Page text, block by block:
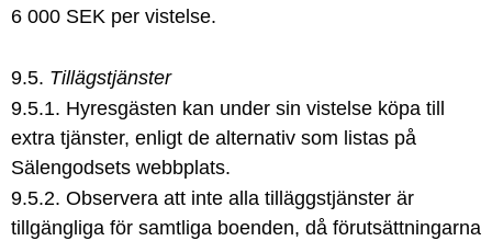
6 000 SEK per vistelse.
9.5. Tillägstjänster
9.5.1. Hyresgästen kan under sin vistelse köpa till
extra tjänster, enligt de alternativ som listas på
Sälengodsets webbplats.
9.5.2. Observera att inte alla tilläggstjänster är
tillgängliga för samtliga boenden, då förutsättningarna